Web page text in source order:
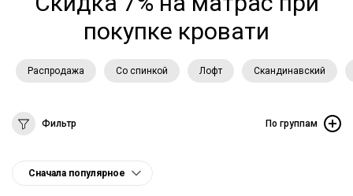
покупке кровати
Распродажа Со спинкой Лофт Скандинавский
Фильтр По группам